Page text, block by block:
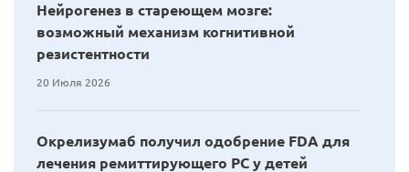
Нейрогенез в стареющем мозге:
возможный механизм когнитивной
резистентности
20 Июля 2026
Окрелизумаб получил одобрение FDA для
лечения ремиттирующего РС у детей